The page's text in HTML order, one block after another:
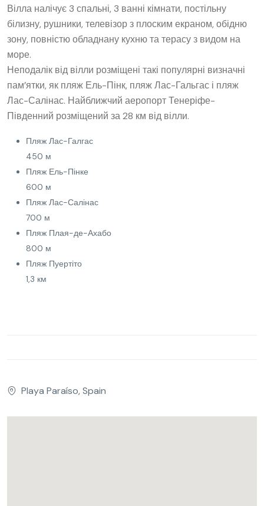
Вілла налічує 3 спальні, 3 ванні кімнати, постільну
білизну, рушники, телевізор з плоским екраном, обідню
зону, повністю обладнану кухню та терасу з видом на
море.
Неподалік від вілли розміщені такі популярні визначні
пам’ятки, як пляж Ель-Пінк, пляж Лас-Гальгас і пляж
Лас-Салінас. Найближчий аеропорт Тенеріфе-
Південний розміщений за 28 км від вілли.
Пляж Лас-Галгас
450 м
Пляж Ель-Пінке
600 м
Пляж Лас-Салінас
700 м
Пляж Плая-де-Ахабо
800 м
Пляж Пуертіто
1,3 км
Playa Paraíso, Spain